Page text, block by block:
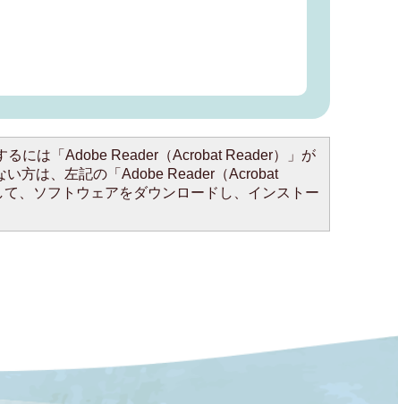
るには「Adobe Reader（Acrobat Reader）」が
い方は、左記の「Adobe Reader（Acrobat
、ソフトウェアをダウンロードし、インストー